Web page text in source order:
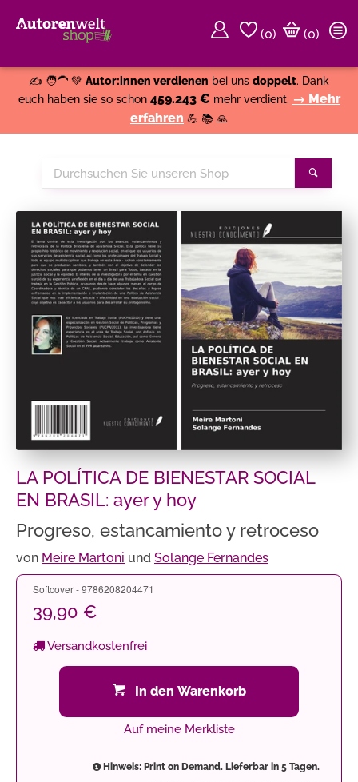
(0)
(0)
✍️ 🧑‍🦱 💚 Autor:innen verdienen bei uns doppelt. Dank
euch haben sie so schon 459.243 € mehr verdient. → Mehr
erfahren 💪 📚 🙏
Durchsuchen
Sie
Shop
LA POLÍTICA DE BIENESTAR SOCIAL
EN BRASIL: ayer y hoy
Progreso, estancamiento y retroceso
von Meire Martoni und Solange Fernandes
Softcover - 9786208204471
39,90 €
Versandkostenfrei
In den Warenkorb
Auf meine Merkliste
Hinweis: Print on Demand. Lieferbar in 5 Tagen.